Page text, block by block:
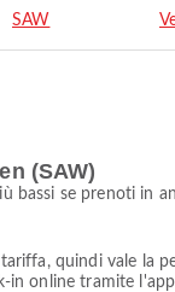
SAW
(SAW)
bassi se prenoti in
quindi vale la
online tramite